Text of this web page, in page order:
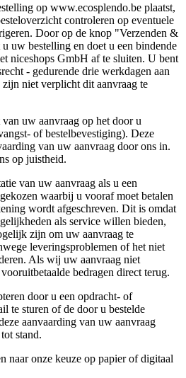
op www.ecosplendo.be plaatst,
controleren op eventuele
Door op de knop "Verzenden &
uw bestelling en doet u een bindende
niceshops GmbH af te sluiten. U bent
- gedurende drie werkdagen aan
niet verplicht dit aanvraag te
uw aanvraag op het door u
of bestelbevestiging). Deze
van uw aanvraag door ons in.
op juistheid.
van uw aanvraag als u een
waarbij u vooraf moet betalen
wordt afgeschreven. Dit is omdat
als service willen bieden,
zijn om uw aanvraag te
leveringsproblemen of het niet
Als wij uw aanvraag niet
bedragen direct terug.
door u een opdracht- of
te sturen of de door u bestelde
aanvaarding van uw aanvraag
stand.
naar onze keuze op papier of digitaal